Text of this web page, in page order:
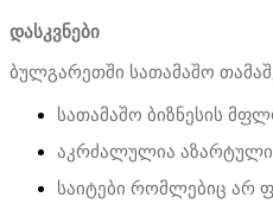
დასკვნები
ბულგარეთში სათამაშო
სათამაშო ბიზნესის
აკრძალულია აზარტული
საიტები რომლებიც არ